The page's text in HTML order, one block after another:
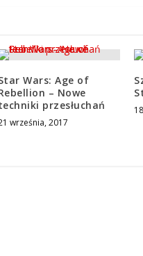
Wars: Age of
– Nowe
przesłuchań
września, 2017